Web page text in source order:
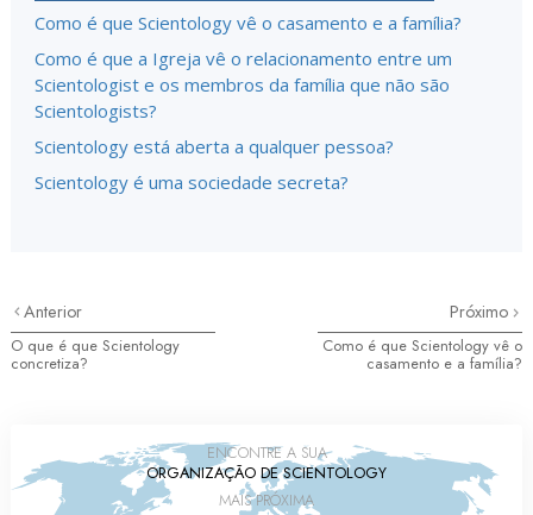
Como é que Scientology vê o casamento e a família?
Como é que a Igreja vê o relacionamento entre um
Scientologist e os membros da família que não são
Scientologists?
Scientology está aberta a qualquer pessoa?
Scientology é uma sociedade secreta?
Anterior
O que é que Scientology
concretiza?
Próximo
Como é que Scientology vê o
casamento e a família?
ENCONTRE A SUA
ORGANIZAÇÃO DE SCIENTOLOGY
MAIS PRÓXIMA